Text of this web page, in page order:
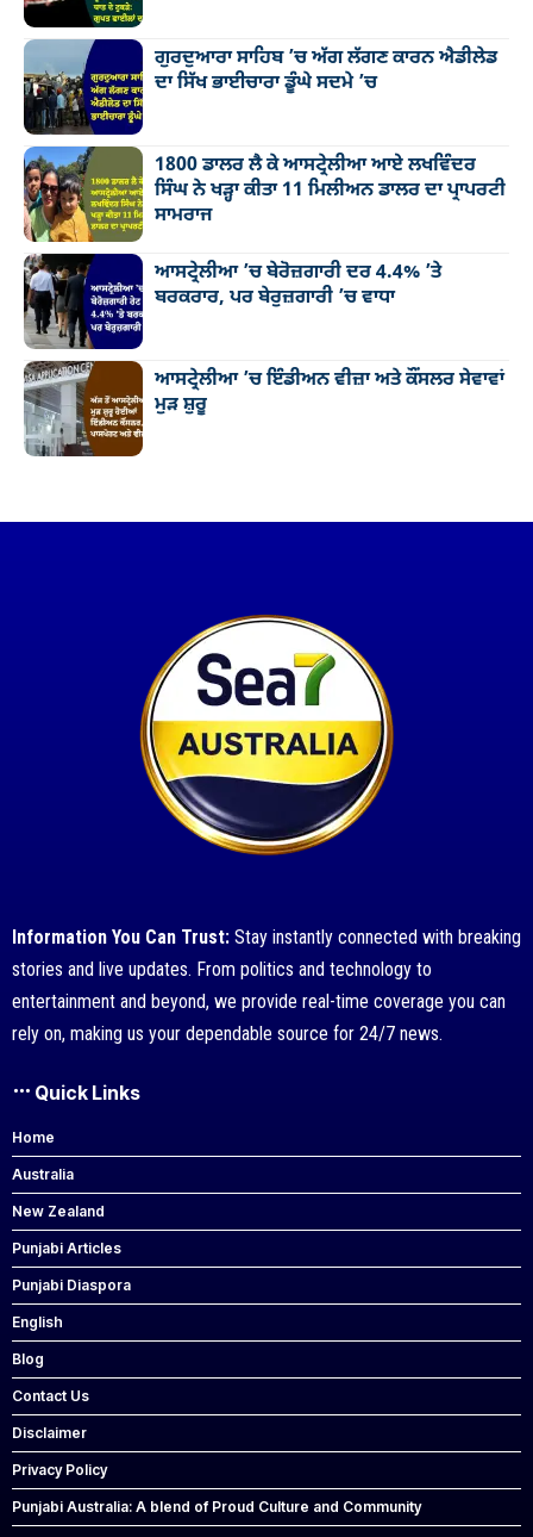
ਗੁਰਦੁਆਰਾ ਸਾਹਿਬ ’ਚ ਅੱਗ ਲੱਗਣ ਕਾਰਨ ਐਡੀਲੇਡ
ਦਾ ਸਿੱਖ ਭਾਈਚਾਰਾ ਡੂੰਘੇ ਸਦਮੇ ’ਚ
1800 ਡਾਲਰ ਲੈ ਕੇ ਆਸਟ੍ਰੇਲੀਆ ਆਏ ਲਖਵਿੰਦਰ
ਸਿੰਘ ਨੇ ਖੜ੍ਹਾ ਕੀਤਾ 11 ਮਿਲੀਅਨ ਡਾਲਰ ਦਾ ਪ੍ਰਾਪਰਟੀ
ਸਾਮਰਾਜ
ਆਸਟ੍ਰੇਲੀਆ ’ਚ ਬੇਰੋਜ਼ਗਾਰੀ ਦਰ 4.4% ’ਤੇ
ਬਰਕਰਾਰ, ਪਰ ਬੇਰੁਜ਼ਗਾਰੀ ’ਚ ਵਾਧਾ
ਆਸਟ੍ਰੇਲੀਆ ’ਚ ਇੰਡੀਅਨ ਵੀਜ਼ਾ ਅਤੇ ਕੌਂਸਲਰ ਸੇਵਾਵਾਂ
ਮੁੜ ਸ਼ੁਰੂ
Information You Can Trust: Stay instantly connected with breaking
stories and live updates. From politics and technology to
entertainment and beyond, we provide real-time coverage you can
rely on, making us your dependable source for 24/7 news.
Quick Links
Home
Australia
New Zealand
Punjabi Articles
Punjabi Diaspora
English
Blog
Contact Us
Disclaimer
Privacy Policy
Punjabi Australia: A blend of Proud Culture and Community